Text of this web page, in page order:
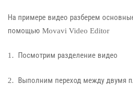
На примере видео разберем
помощью Movavi Video Editor
1. Посмотрим разделение видео
2. Выполним переход между двумя